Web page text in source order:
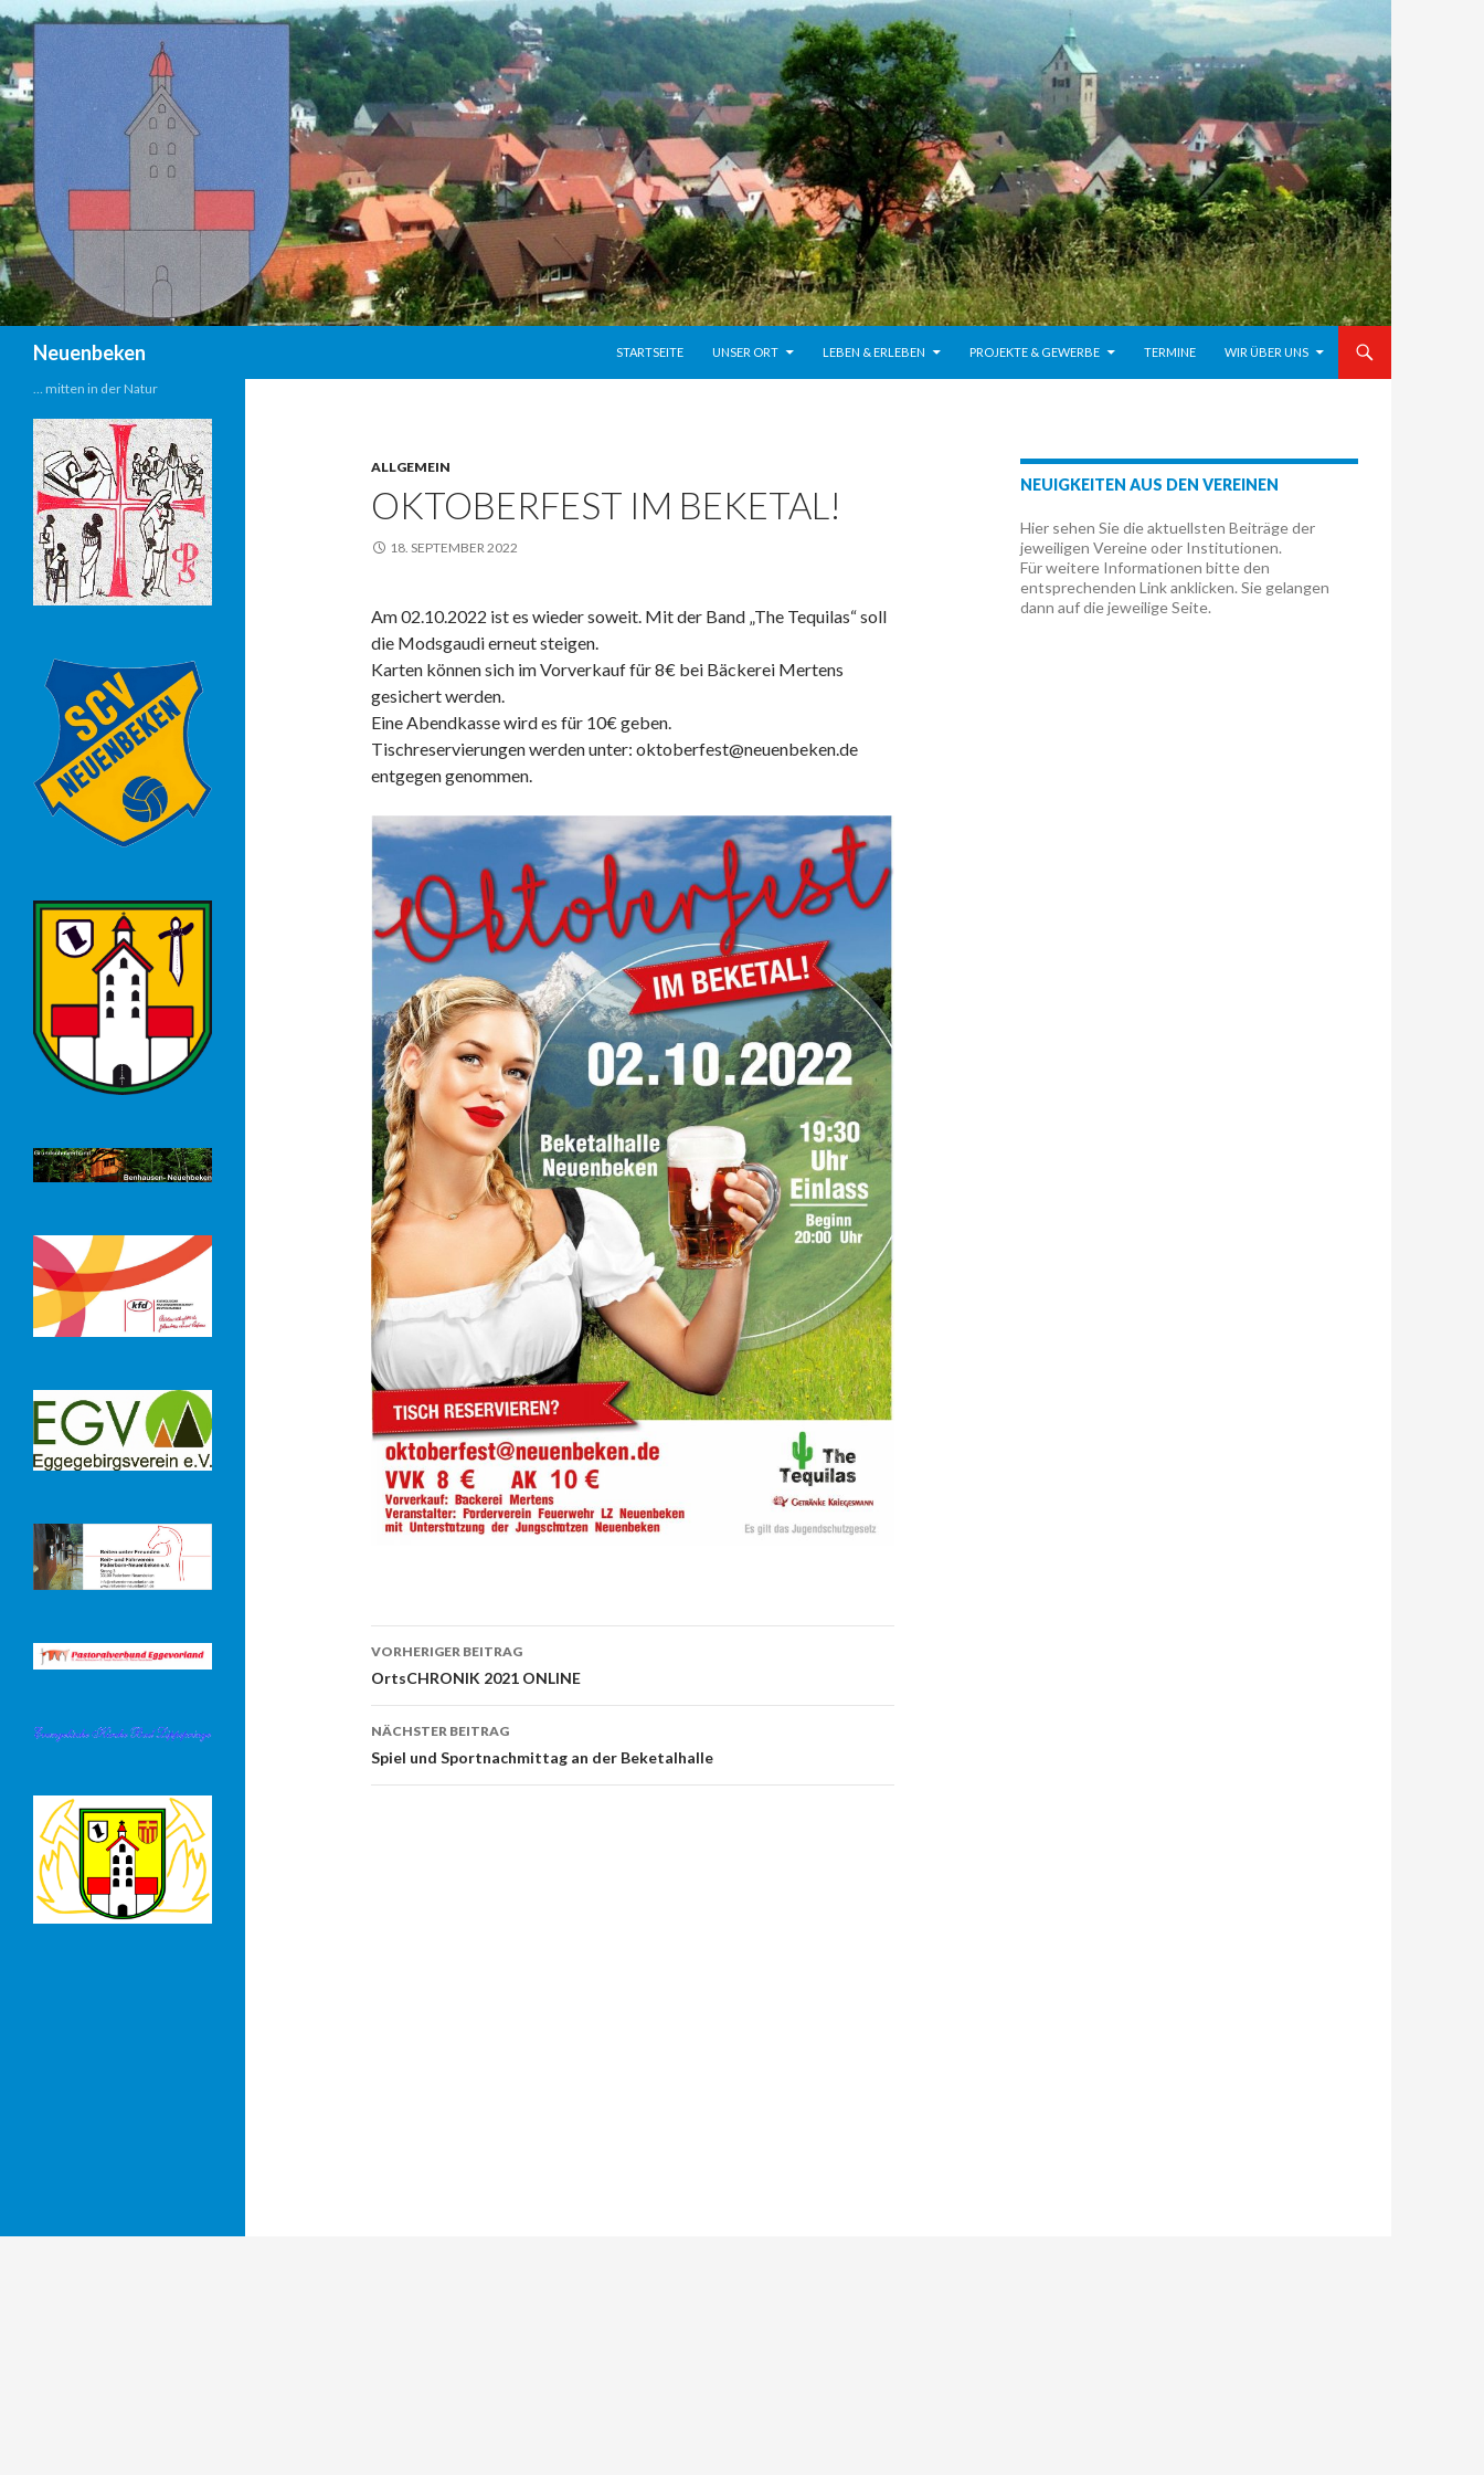
Neuenbeken
STARTSEITE
UNSER ORT LEBEN & ERLEBEN PROJEKTE & GEWERBE TERMINE WIR ÜBER UNS
ALLGEMEIN
OKTOBERFEST IM BEKETAL!
18. SEPTEMBER 2022
Am 02.10.2022 ist es wieder soweit. Mit der Band „The Tequilas“ soll
die Modsgaudi erneut steigen.
Karten können sich im Vorverkauf für 8€ bei Bäckerei Mertens
gesichert werden.
Eine Abendkasse wird es für 10€ geben.
Tischreservierungen werden unter: oktoberfest@neuenbeken.de
entgegen genommen.
Beitrags-
Navigation
VORHERIGER BEITRAG
OrtsCHRONIK 2021 ONLINE
NÄCHSTER BEITRAG
Spiel und Sportnachmittag an der Beketalhalle
NEUIGKEITEN AUS DEN VEREINEN
Hier sehen Sie die aktuellsten Beiträge der
jeweiligen Vereine oder Institutionen.
Für weitere Informationen bitte den
entsprechenden Link anklicken. Sie gelangen
dann auf die jeweilige Seite.
… mitten in der Natur